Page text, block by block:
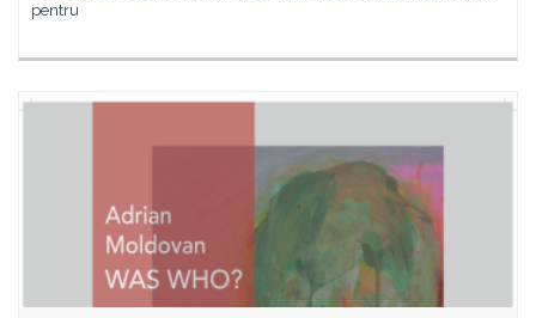
pentru